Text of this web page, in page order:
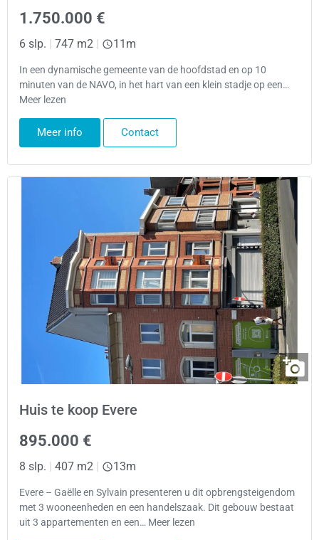
1.750.000 €
6 slp. | 747 m2 | 11m
In een dynamische gemeente van de hoofdstad en op 10
minuten van de NAVO, in het hart van een klein stadje op een…
Meer lezen
Meer info Contact
Huis te koop Evere
895.000 €
8 slp. | 407 m2 | 13m
Evere – Gaëlle en Sylvain presenteren u dit opbrengsteigendom
met 3 wooneenheden en een handelszaak. Dit gebouw bestaat
uit 3 appartementen en een… Meer lezen